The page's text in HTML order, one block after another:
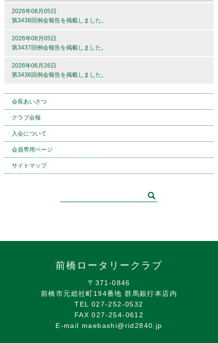
2026年08月05日
第3438回例会報告を掲載しました。
2026年08月05日
第3437回例会報告を掲載しました。
2026年06月26日
第3436回例会報告を掲載しました。
会長あいさつ
クラブ会報
入会について
会員専用ページ
サイトマップ
前橋ロータリークラブ
〒371-0846
前橋市元総社町194番地 群馬銀行本店内
TEL 027-252-0532
FAX 027-254-0612
E-mail maebashi@rid2840.jp